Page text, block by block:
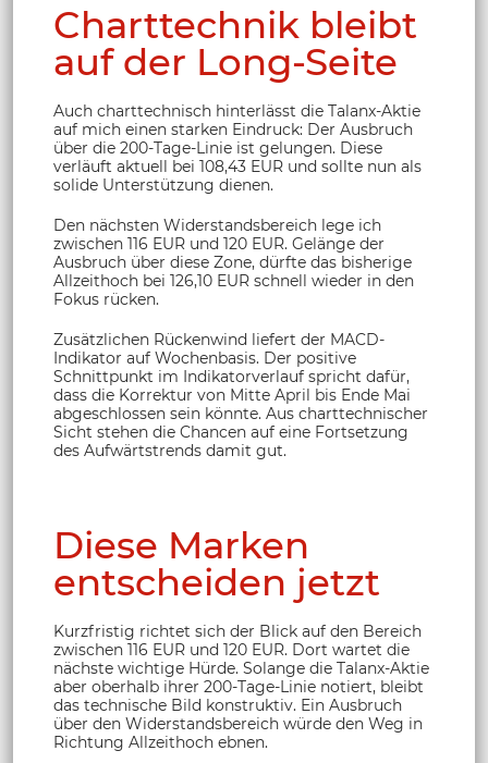
Charttechnik bleibt
auf der Long-Seite
Auch charttechnisch hinterlässt die Talanx-Aktie
auf mich einen starken Eindruck: Der Ausbruch
über die 200-Tage-Linie ist gelungen. Diese
verläuft aktuell bei 108,43 EUR und sollte nun als
solide Unterstützung dienen.
Den nächsten Widerstandsbereich lege ich
zwischen 116 EUR und 120 EUR. Gelänge der
Ausbruch über diese Zone, dürfte das bisherige
Allzeithoch bei 126,10 EUR schnell wieder in den
Fokus rücken.
Zusätzlichen Rückenwind liefert der MACD-
Indikator auf Wochenbasis. Der positive
Schnittpunkt im Indikatorverlauf spricht dafür,
dass die Korrektur von Mitte April bis Ende Mai
abgeschlossen sein könnte. Aus charttechnischer
Sicht stehen die Chancen auf eine Fortsetzung
des Aufwärtstrends damit gut.
Diese Marken
entscheiden jetzt
Kurzfristig richtet sich der Blick auf den Bereich
zwischen 116 EUR und 120 EUR. Dort wartet die
nächste wichtige Hürde. Solange die Talanx-Aktie
aber oberhalb ihrer 200-Tage-Linie notiert, bleibt
das technische Bild konstruktiv. Ein Ausbruch
über den Widerstandsbereich würde den Weg in
Richtung Allzeithoch ebnen.